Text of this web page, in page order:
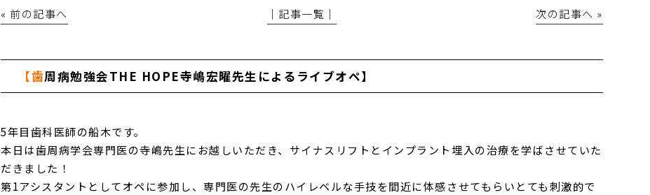
« 前の記事へ │記事一覧│ 次の記事へ »
【歯周病勉強会THE HOPE寺嶋宏曜先生によるライブオペ】
5年目歯科医師の船木です。
本日は歯周病学会専門医の寺嶋先生にお越しいただき、サイナスリフトとインプラント埋入の治療を学ばさせていた
だきました！
第1アシスタントとしてオペに参加し、専門医の先生のハイレベルな手技を間近に体感させてもらいとても刺激的で